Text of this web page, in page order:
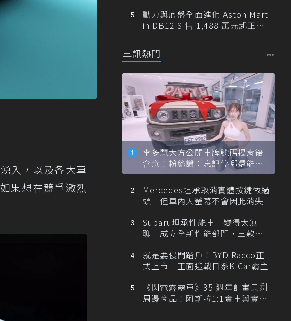
入，以及各大車
果想在競爭激烈
動力與底盤全面進化 Aston Mart
in DB12 S 售 1,488 萬元起正式
車訊熱門
李多慧大方公開車牌號碼揭背後
含意！粉絲讚：忘記停哪還能幫
忙找車
Mercedes坦承取消實體按鍵做過
頭 但車內大螢幕不會因此消失
Subaru坦承性能車「變得太無
聊」成立全新性能部門，三款手
就是要侵門踏戶！BYD Racco正
式上市 正面迎戰日系K-Car霸主
《閃電霹靂車》35 週年計畫只剩
周邊商品！阿斯拉1:1實車與實體